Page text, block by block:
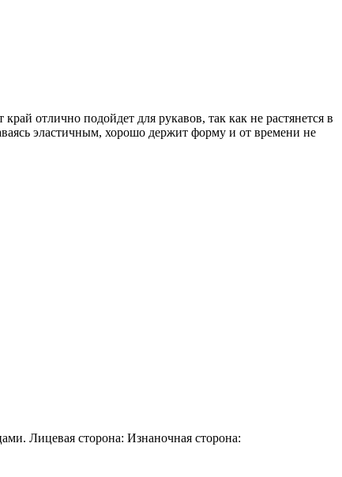
отлично подойдет для рукавов, так как не растянется в
эластичным, хорошо держит форму и от времени не
Лицевая сторона: Изнаночная сторона: